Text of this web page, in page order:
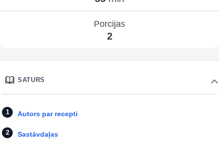
Porcijas
2
SATURS
Autors par recepti
Sastāvdaļas